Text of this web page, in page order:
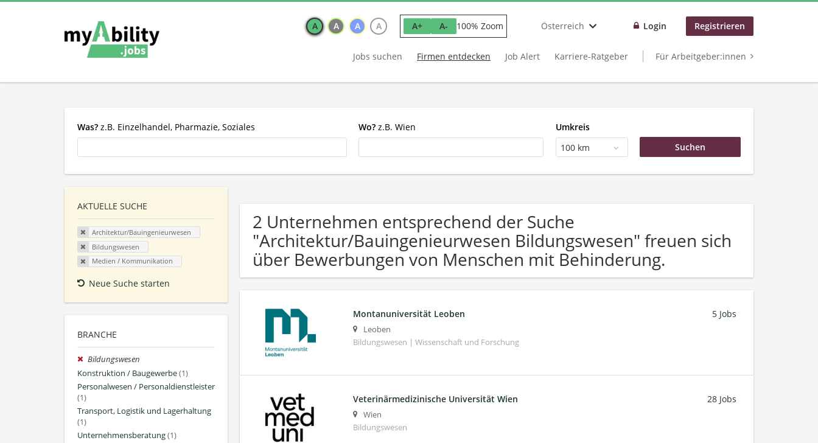
A A A A A+ A- 100% Zoom Österreich Login Registrieren
Jobs suchen Firmen entdecken Job Alert Karriere-Ratgeber Für Arbeitgeber:innen
Was? z.B. Einzelhandel, Pharmazie, Soziales Wo? z.B. Wien
Umkreis
100 km
AKTUELLE SUCHE
Architektur/Bauingenieurwesen
Bildungswesen
Medien / Kommunikation
Neue Suche starten
BRANCHE
Bildungswesen
Konstruktion / Baugewerbe(1)
Personalwesen / Personaldienstleister
(1)
Transport, Logistik und Lagerhaltung
(1)
Unternehmensberatung(1)
2 Unternehmen entsprechend der Suche
"Architektur/Bauingenieurwesen Bildungswesen" freuen sich
über Bewerbungen von Menschen mit Behinderung.
Montanuniversität Leoben
Leoben
Bildungswesen | Wissenschaft und Forschung
5 Jobs
Veterinärmedizinische Universität Wien
Wien
Bildungswesen
28 Jobs